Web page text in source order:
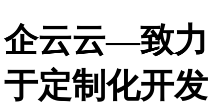
企云云—致力
于定制化开发